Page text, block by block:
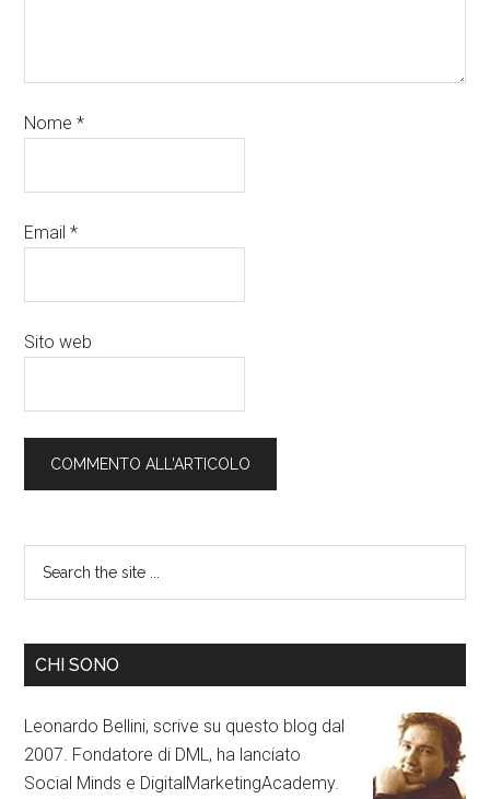
Nome*
Email*
Sito web
CHI SONO
Leonardo Bellini, scrive su questo blog dal
2007. Fondatore di DML, ha lanciato
Social Minds e DigitalMarketingAcademy.